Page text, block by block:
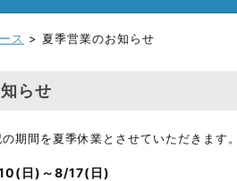
ス > 夏季営業のお知らせ
らせ
期間を夏季休業とさせていただきます
日)～8/17(日)